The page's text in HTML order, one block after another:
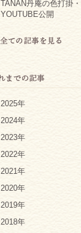
TANAN丹庵の色打掛
YOUTUBE公開
2025年
2024年
2023年
2022年
2021年
2020年
2019年
2018年